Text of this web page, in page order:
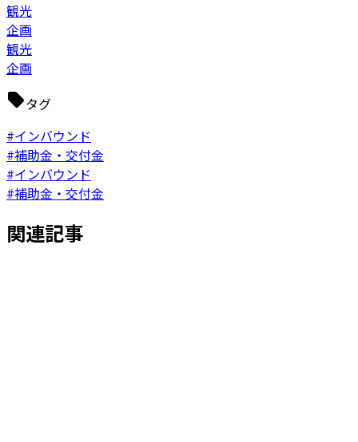
観光
企画
観光
企画
タグ
#インバウンド
#補助金・交付金
#インバウンド
#補助金・交付金
関連記事